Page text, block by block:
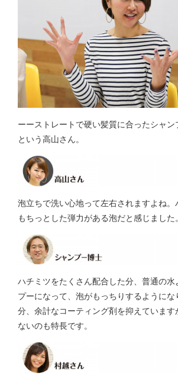
ーーストレートで硬い髪質に合ったシャン
という高山さん。
泡立ちで洗い心地って左右されますよね。
もちっとした弾力がある泡だと感じました。
ハチミツをたくさん配合した分、普通の
プーになって、泡がもっちりするように
分、余計なコーティング剤を抑えています
ないのも特長です。